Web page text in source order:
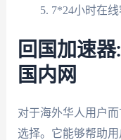
7*24小时在
回国加速
国内网
对于海外华人用户
选择。它能够帮助